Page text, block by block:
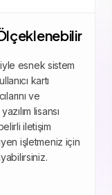
esnek sistem
kartı
ve
lisansı
iletişim
işletmeniz için